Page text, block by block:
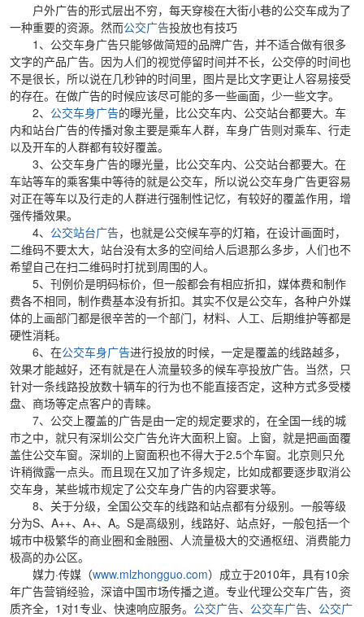
户外广告的形式层出不穷，每天穿梭在大街小巷的公交车成为了
一种重要的资源。然而公交广告投放也有技巧
1、公交车身广告只能够做简短的品牌广告，并不适合做有很多
文字的产品广告。因为人们的视觉停留时间并不长，公交停的时间也
不是很长，所以说在几秒钟的时间里，图片是比文字更让人容易接受
的存在。在做广告的时候应该尽可能的多一些画面，少一些文字。
2、 公交车身广告的曝光量，比公交车内、公交站台都要大。车
内和站台广告的传播对象主要是乘车人群，车身广告则对乘车、行走
以及开车的人群都有较好覆盖。
3、公交车身广告的曝光量，比公交车内、公交站台都要大。在
车站等车的乘客集中等待的就是公交车，所以说公交车身广告更容易
对正在等车以及行走的人群进行强制性记忆，有较好的覆盖作用，增
强传播效果。
4、 公交站台广告，也就是公交候车亭的灯箱，在设计画面时，
二维码不要太大，站台没有太多的空间给人后退那么多步，人们也不
希望自己在扫二维码时打扰到周围的人。
5、刊例价是明码标价，但一般都会有相应折扣，媒体费和制作
费各不相同，制作费基本没有折扣。其实不仅是公交车，各种户外媒
体的上画部门都是很辛苦的一个部门，材料、人工、后期维护等都是
硬性消耗。
6、在公交车身广告进行投放的时候，一定是覆盖的线路越多，
效果才能越好，还有就是在人流量较多的候车亭投放广告。当然，只
针对一条线路投放数十辆车的行为也不能直接否定，这种方式多受楼
盘、商场等定点客户的青睐。
7、公交上覆盖的广告是由一定的规定要求的，在全国一线的城
市之中，就只有深圳公交广告允许大面积上窗。上窗，就是把画面覆
盖住公交车窗。深圳的上窗面积也不得大于2.5个车窗。北京则只允
许稍微露一点头。而且现在又加了许多规定，比如成都要逐步取消公
交车身，某些城市规定了公交车身广告的内容要求等。
8、关于分级，全国公交车的线路和站点都有分级别。一般等级
分为S、A++、A+、A。S是高级别，线路好、站点好，一般包括一个
城市中极繁华的商业圈和金融圈、人流量极大的交通枢纽、消费能力
极高的办公区。
媒力·传媒（www.mlzhongguo.com）成立于2010年，具有10余
年广告营销经验，深谙中国市场传播之道。专业代理公交车广告，资
质齐全，1对1专业、快速响应服务。 公交广告、 公交车广告、 公交广